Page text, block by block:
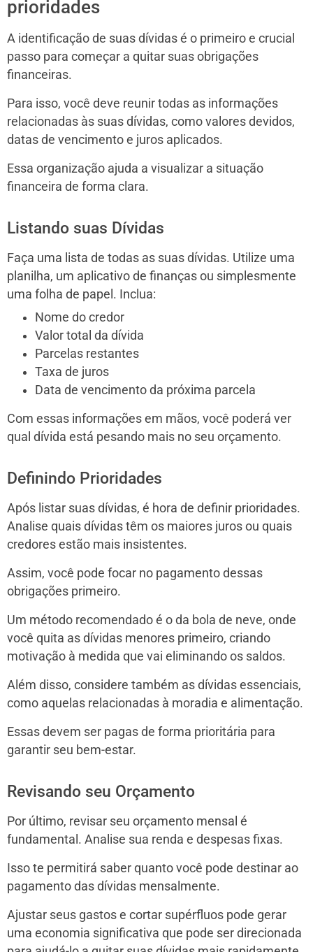
prioridades
A identificação de suas dívidas é o primeiro e crucial
passo para começar a quitar suas obrigações
financeiras.
Para isso, você deve reunir todas as informações
relacionadas às suas dívidas, como valores devidos,
datas de vencimento e juros aplicados.
Essa organização ajuda a visualizar a situação
financeira de forma clara.
Listando suas Dívidas
Faça uma lista de todas as suas dívidas. Utilize uma
planilha, um aplicativo de finanças ou simplesmente
uma folha de papel. Inclua:
Nome do credor
Valor total da dívida
Parcelas restantes
Taxa de juros
Data de vencimento da próxima parcela
Com essas informações em mãos, você poderá ver
qual dívida está pesando mais no seu orçamento.
Definindo Prioridades
Após listar suas dívidas, é hora de definir prioridades.
Analise quais dívidas têm os maiores juros ou quais
credores estão mais insistentes.
Assim, você pode focar no pagamento dessas
obrigações primeiro.
Um método recomendado é o da bola de neve, onde
você quita as dívidas menores primeiro, criando
motivação à medida que vai eliminando os saldos.
Além disso, considere também as dívidas essenciais,
como aquelas relacionadas à moradia e alimentação.
Essas devem ser pagas de forma prioritária para
garantir seu bem-estar.
Revisando seu Orçamento
Por último, revisar seu orçamento mensal é
fundamental. Analise sua renda e despesas fixas.
Isso te permitirá saber quanto você pode destinar ao
pagamento das dívidas mensalmente.
Ajustar seus gastos e cortar supérfluos pode gerar
uma economia significativa que pode ser direcionada